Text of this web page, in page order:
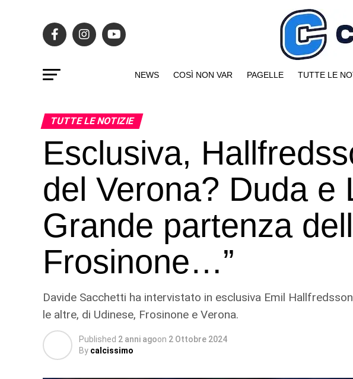
NEWS COSÌ NON VAR PAGELLE TUTTE LE
TUTTE LE NOTIZIE
Esclusiva,
del Verona? Duda e
Grande partenza
Frosinone…”
Davide Sacchetti ha intervistato in esclusiva Emil
le altre, di Udinese, Frosinone e Verona.
Published 2 anni agoon 2 Ottobre 2024
By calcissimo